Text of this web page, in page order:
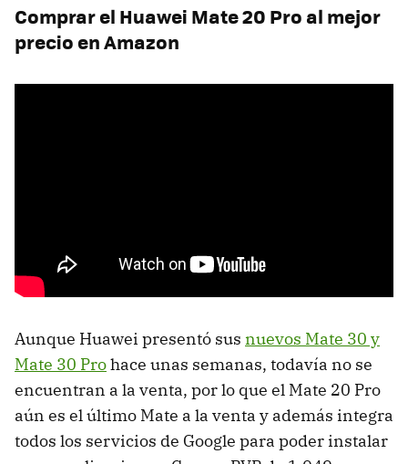
Comprar el Huawei Mate 20 Pro al mejor
precio en Amazon
Aunque Huawei presentó sus nuevos Mate 30 y
Mate 30 Prohace unas semanas, todavía no se
encuentran a la venta, por lo que el Mate 20 Pro
aún es el último Mate a la venta y además integra
todos los servicios de Google para poder instalar